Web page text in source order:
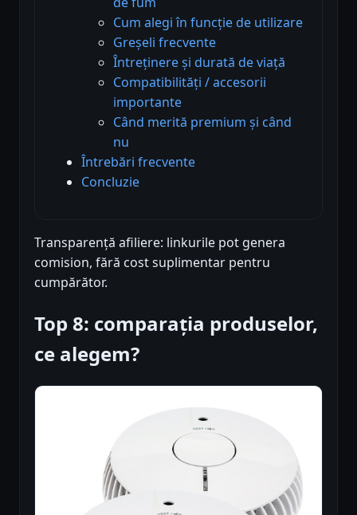
Cum alegi în funcție de utilizare
Greșeli frecvente
Întreținere și durată de viață
Compatibilități / accesorii
importante
Când merită premium și când
nu
Întrebări frecvente
Concluzie
Transparență afiliere: linkurile pot genera
comision, fără cost suplimentar pentru
cumpărător.
Top 8: comparația produselor,
ce alegem?